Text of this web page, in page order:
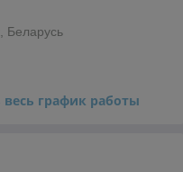
Беларусь
весь график работы